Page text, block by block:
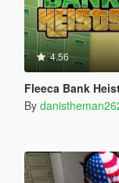
4.56
Fleeca Bank
By